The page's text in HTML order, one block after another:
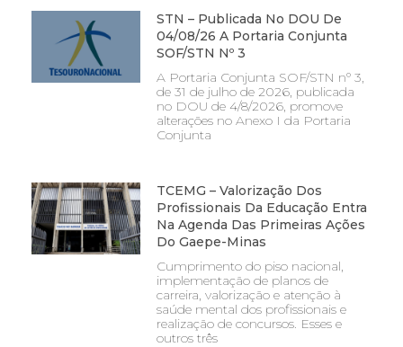
STN – Publicada No DOU De
04/08/26 A Portaria Conjunta
SOF/STN Nº 3
A Portaria Conjunta SOF/STN nº 3,
de 31 de julho de 2026, publicada
no DOU de 4/8/2026, promove
alterações no Anexo I da Portaria
Conjunta
TCEMG – Valorização Dos
Profissionais Da Educação Entra
Na Agenda Das Primeiras Ações
Do Gaepe-Minas
Cumprimento do piso nacional,
implementação de planos de
carreira, valorização e atenção à
saúde mental dos profissionais e
realização de concursos. Esses e
outros três